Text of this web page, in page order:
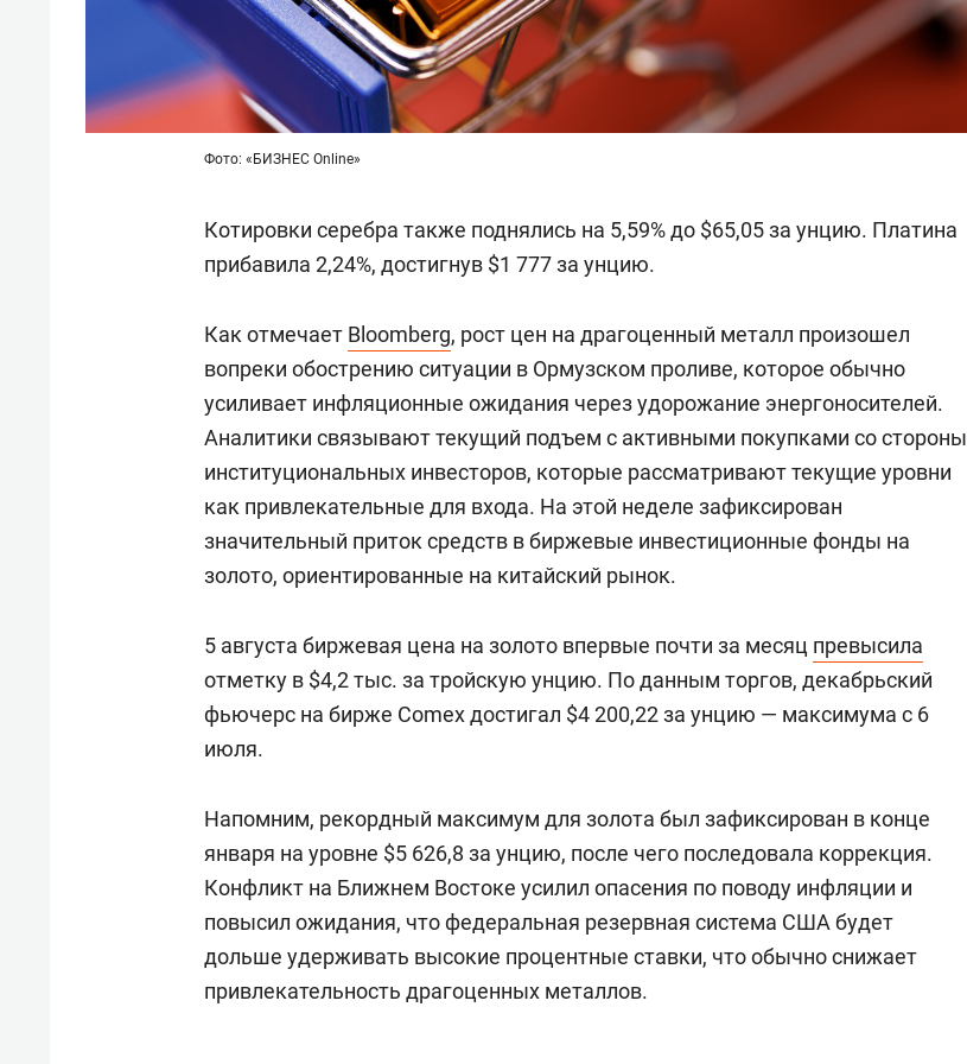
Фото: «БИЗНЕС Online»
Котировки серебра также поднялись на 5,59% до $65,05 за унцию. Платина
прибавила 2,24%, достигнув $1 777 за унцию.
Как отмечает Bloomberg, рост цен на драгоценный металл произошел
вопреки обострению ситуации в Ормузском проливе, которое обычно
усиливает инфляционные ожидания через удорожание энергоносителей.
Аналитики связывают текущий подъем с активными покупками со стороны
институциональных инвесторов, которые рассматривают текущие уровни
как привлекательные для входа. На этой неделе зафиксирован
значительный приток средств в биржевые инвестиционные фонды на
золото, ориентированные на китайский рынок.
5 августа биржевая цена на золото впервые почти за месяц превысила
отметку в $4,2 тыс. за тройскую унцию. По данным торгов, декабрьский
фьючерс на бирже Comex достигал $4 200,22 за унцию — максимума с 6
июля.
Напомним, рекордный максимум для золота был зафиксирован в конце
января на уровне $5 626,8 за унцию, после чего последовала коррекция.
Конфликт на Ближнем Востоке усилил опасения по поводу инфляции и
повысил ожидания, что федеральная резервная система США будет
дольше удерживать высокие процентные ставки, что обычно снижает
привлекательность драгоценных металлов.